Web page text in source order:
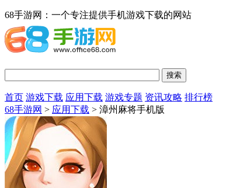
68手游网：一个专注提供手机游戏下载的网站
首页 游戏下载 应用下载 游戏专题 资讯攻略 排行榜
68手游网 > 应用下载 > 漳州麻将手机版